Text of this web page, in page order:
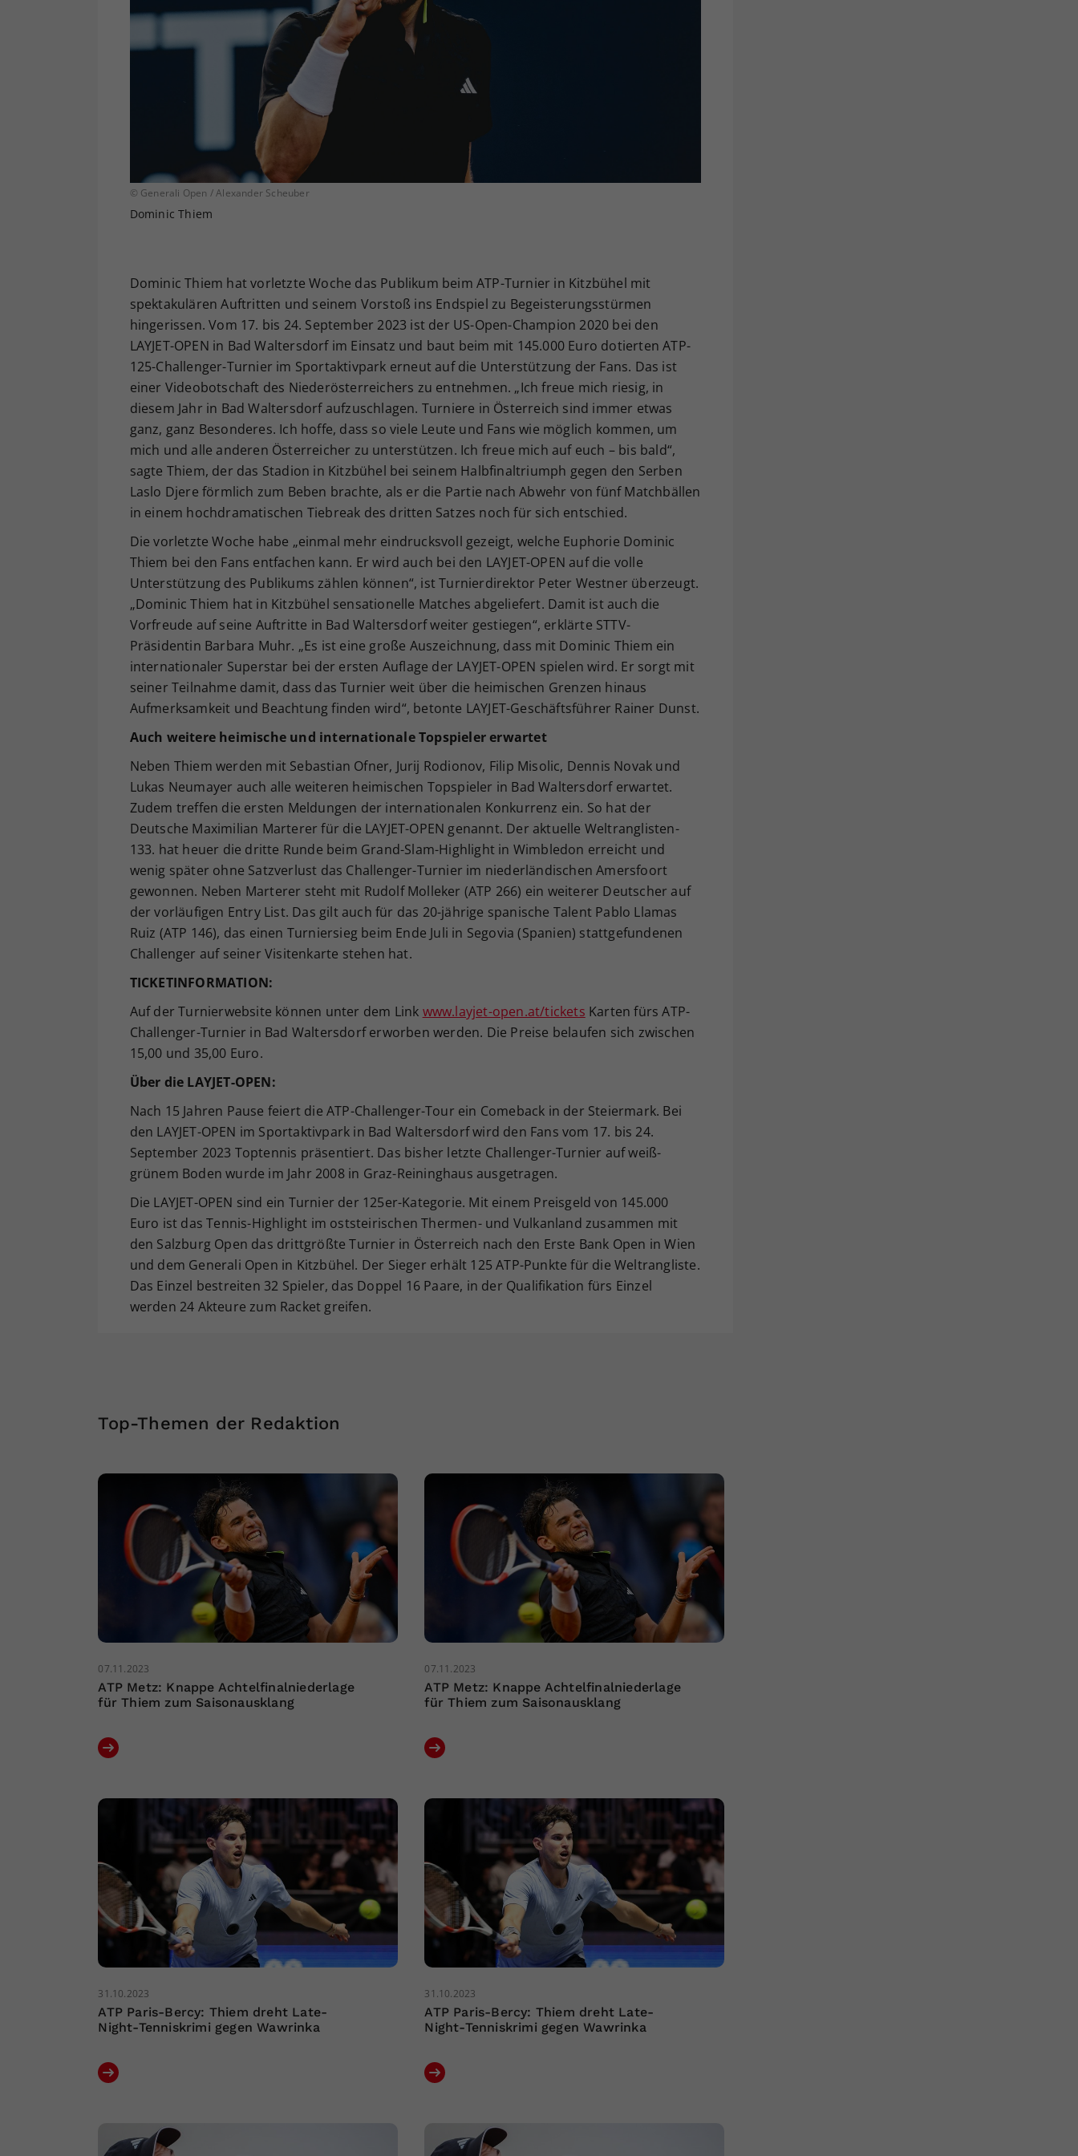
© Generali Open / Alexander Scheuber
Dominic Thiem
Dominic Thiem hat vorletzte Woche das Publikum beim ATP-Turnier in Kitzbühel mit
spektakulären Auftritten und seinem Vorstoß ins Endspiel zu Begeisterungsstürmen
hingerissen. Vom 17. bis 24. September 2023 ist der US-Open-Champion 2020 bei den
LAYJET-OPEN in Bad Waltersdorf im Einsatz und baut beim mit 145.000 Euro dotierten ATP-
125-Challenger-Turnier im Sportaktivpark erneut auf die Unterstützung der Fans. Das ist
einer Videobotschaft des Niederösterreichers zu entnehmen. „Ich freue mich riesig, in
diesem Jahr in Bad Waltersdorf aufzuschlagen. Turniere in Österreich sind immer etwas
ganz, ganz Besonderes. Ich hoffe, dass so viele Leute und Fans wie möglich kommen, um
mich und alle anderen Österreicher zu unterstützen. Ich freue mich auf euch – bis bald“,
sagte Thiem, der das Stadion in Kitzbühel bei seinem Halbfinaltriumph gegen den Serben
Laslo Djere förmlich zum Beben brachte, als er die Partie nach Abwehr von fünf Matchbällen
in einem hochdramatischen Tiebreak des dritten Satzes noch für sich entschied.
Die vorletzte Woche habe „einmal mehr eindrucksvoll gezeigt, welche Euphorie Dominic
Thiem bei den Fans entfachen kann. Er wird auch bei den LAYJET-OPEN auf die volle
Unterstützung des Publikums zählen können“, ist Turnierdirektor Peter Westner überzeugt.
„Dominic Thiem hat in Kitzbühel sensationelle Matches abgeliefert. Damit ist auch die
Vorfreude auf seine Auftritte in Bad Waltersdorf weiter gestiegen“, erklärte STTV-
Präsidentin Barbara Muhr. „Es ist eine große Auszeichnung, dass mit Dominic Thiem ein
internationaler Superstar bei der ersten Auflage der LAYJET-OPEN spielen wird. Er sorgt mit
seiner Teilnahme damit, dass das Turnier weit über die heimischen Grenzen hinaus
Aufmerksamkeit und Beachtung finden wird“, betonte LAYJET-Geschäftsführer Rainer Dunst.
Auch weitere heimische und internationale Topspieler erwartet
Neben Thiem werden mit Sebastian Ofner, Jurij Rodionov, Filip Misolic, Dennis Novak und
Lukas Neumayer auch alle weiteren heimischen Topspieler in Bad Waltersdorf erwartet.
Zudem treffen die ersten Meldungen der internationalen Konkurrenz ein. So hat der
Deutsche Maximilian Marterer für die LAYJET-OPEN genannt. Der aktuelle Weltranglisten-
133. hat heuer die dritte Runde beim Grand-Slam-Highlight in Wimbledon erreicht und
wenig später ohne Satzverlust das Challenger-Turnier im niederländischen Amersfoort
gewonnen. Neben Marterer steht mit Rudolf Molleker (ATP 266) ein weiterer Deutscher auf
der vorläufigen Entry List. Das gilt auch für das 20-jährige spanische Talent Pablo Llamas
Ruiz (ATP 146), das einen Turniersieg beim Ende Juli in Segovia (Spanien) stattgefundenen
Challenger auf seiner Visitenkarte stehen hat.
TICKETINFORMATION:
Auf der Turnierwebsite können unter dem Link www.layjet-open.at/tickets Karten fürs ATP-
Challenger-Turnier in Bad Waltersdorf erworben werden. Die Preise belaufen sich zwischen
15,00 und 35,00 Euro.
Über die LAYJET-OPEN:
Nach 15 Jahren Pause feiert die ATP-Challenger-Tour ein Comeback in der Steiermark. Bei
den LAYJET-OPEN im Sportaktivpark in Bad Waltersdorf wird den Fans vom 17. bis 24.
September 2023 Toptennis präsentiert. Das bisher letzte Challenger-Turnier auf weiß-
grünem Boden wurde im Jahr 2008 in Graz-Reininghaus ausgetragen.
Die LAYJET-OPEN sind ein Turnier der 125er-Kategorie. Mit einem Preisgeld von 145.000
Euro ist das Tennis-Highlight im oststeirischen Thermen- und Vulkanland zusammen mit
den Salzburg Open das drittgrößte Turnier in Österreich nach den Erste Bank Open in Wien
und dem Generali Open in Kitzbühel. Der Sieger erhält 125 ATP-Punkte für die Weltrangliste.
Das Einzel bestreiten 32 Spieler, das Doppel 16 Paare, in der Qualifikation fürs Einzel
werden 24 Akteure zum Racket greifen.
Top-Themen der Redaktion
07.11.2023
ATP Metz: Knappe Achtelfinalniederlage
für Thiem zum Saisonausklang
07.11.2023
ATP Metz: Knappe Achtelfinalniederlage
für Thiem zum Saisonausklang
31.10.2023
ATP Paris-Bercy: Thiem dreht Late-
Night-Tenniskrimi gegen Wawrinka
31.10.2023
ATP Paris-Bercy: Thiem dreht Late-
Night-Tenniskrimi gegen Wawrinka
Ihrer vorgenommen Einstellungen, falls der